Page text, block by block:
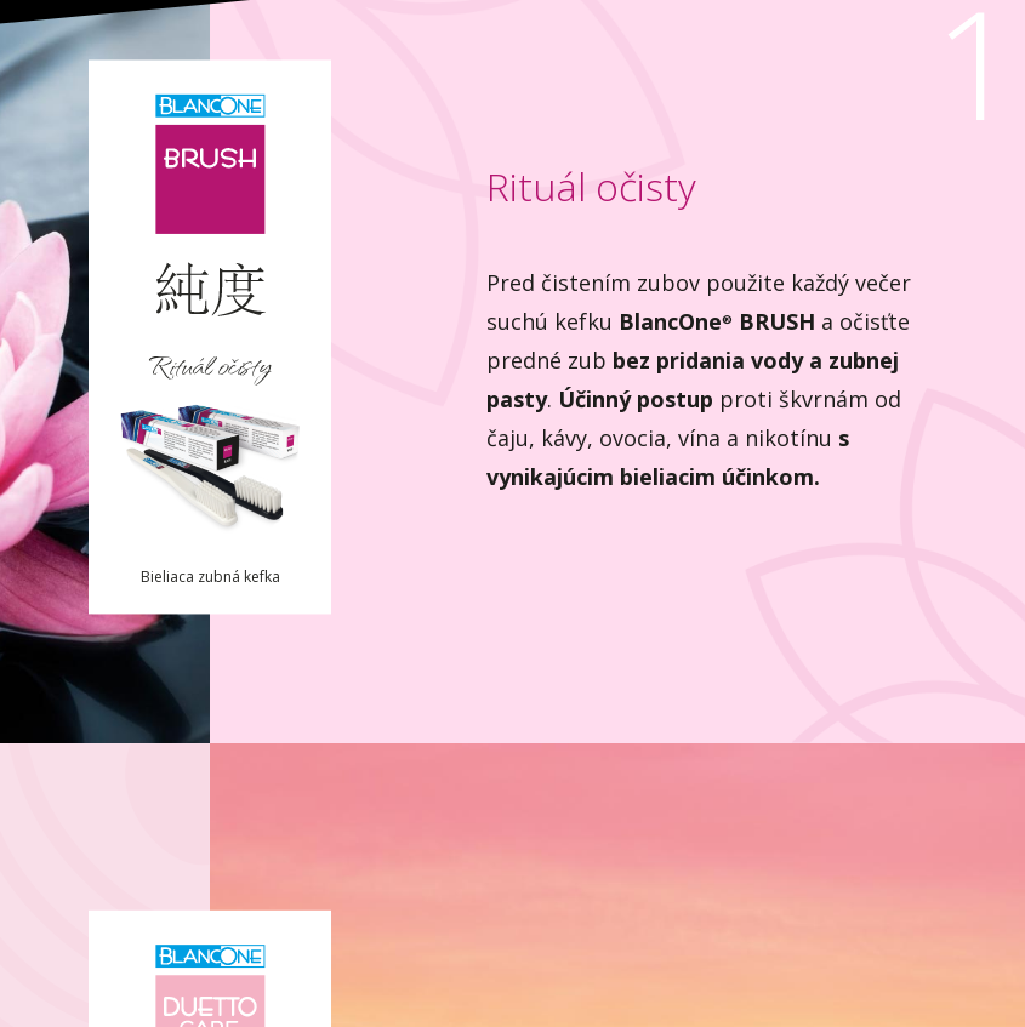
Rituál očisty
Bieliaca zubná kefka
1
Rituál očisty
Pred čistením zubov použite každý večer
suchú kefku BlancOne® BRUSH a očisťte
predné zub bez pridania vody a zubnej
pasty. Účinný postup proti škvrnám od
čaju, kávy, ovocia, vína a nikotínu s
vynikajúcim bieliacim účinkom.